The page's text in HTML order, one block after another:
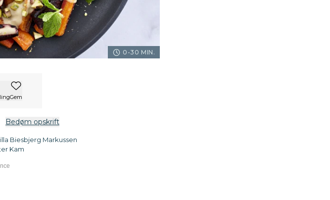
0-30 MIN.
Gem
Bedøm opskrift
Biesbjerg Markussen
Kam